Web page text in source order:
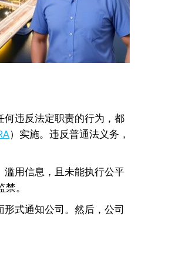
违反法定职责的行为，都
）实施。违反普通法义务，
用信息，且未能执行公平
。
式通知公司。然后，公司